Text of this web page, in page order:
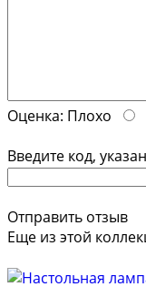
Оценка: Плохо
Введите код,
Отправить отзыв
Еще из этой